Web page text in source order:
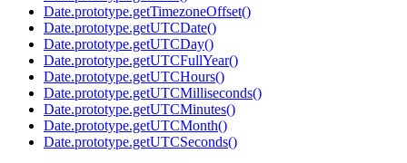
Date.prototype.getTimezoneOffset()
Date.prototype.getUTCDate()
Date.prototype.getUTCDay()
Date.prototype.getUTCFullYear()
Date.prototype.getUTCHours()
Date.prototype.getUTCMilliseconds()
Date.prototype.getUTCMinutes()
Date.prototype.getUTCMonth()
Date.prototype.getUTCSeconds()